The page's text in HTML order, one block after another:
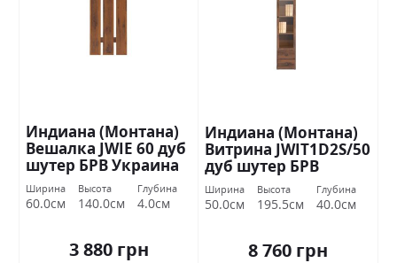
Индиана (Монтана)
Вешалка JWIE 60 дуб
шутер БРВ Украина
Ширина
60.0см
Высота
140.0см
Глубина
4.0см
3 880 грн
Индиана (Монтана)
Витрина JWIT1D2S/50
дуб шутер БРВ
Украина
Ширина
50.0см
Высота
195.5см
Глубина
40.0см
8 760 грн